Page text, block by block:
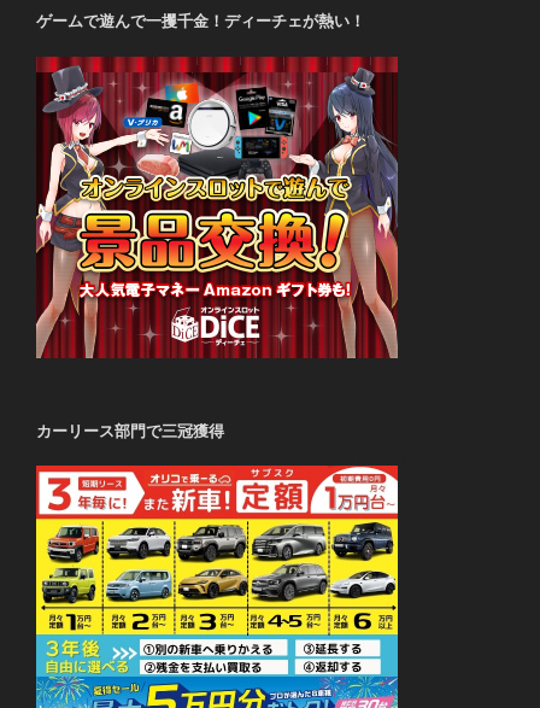
ゲームで遊んで一攫千金！ディーチェが熱い！
カーリース部門で三冠獲得